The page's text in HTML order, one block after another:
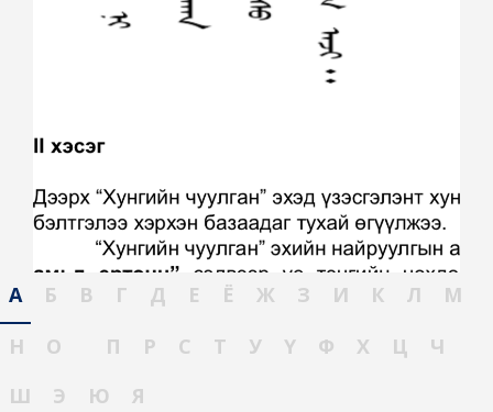
А Б В Г Д Е Ё Ж З И К Л
М
Н
О П Р С Т У Ү Ф Х Ц
Ч
Ш
Э Ю Я